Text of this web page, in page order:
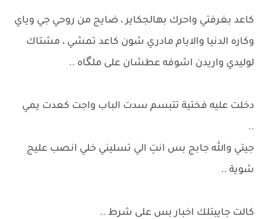
كاعد بغرفتي واحرك بهالجكاير ، ضايج من روحي جي وياي
وكاره الدنيا والايام مادري شون كاعد تمشي ، مشتاك
لوليدي واريدن اشوفه عطشان على ملگاه ..
دخلت عليه فختية تتبسم سدت الباب واجت كعدت يمي
..
جيتي والله جابج بس انتِ الي تسليني خلي انصب عليج
شوية ..
كالت جايبتلك اخبار بس على شرط ..